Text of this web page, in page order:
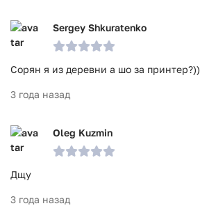
Sergey Shkuratenko
Сорян я из деревни а шо за принтер?))
3 года назад
Oleg Kuzmin
Дщу
3 года назад